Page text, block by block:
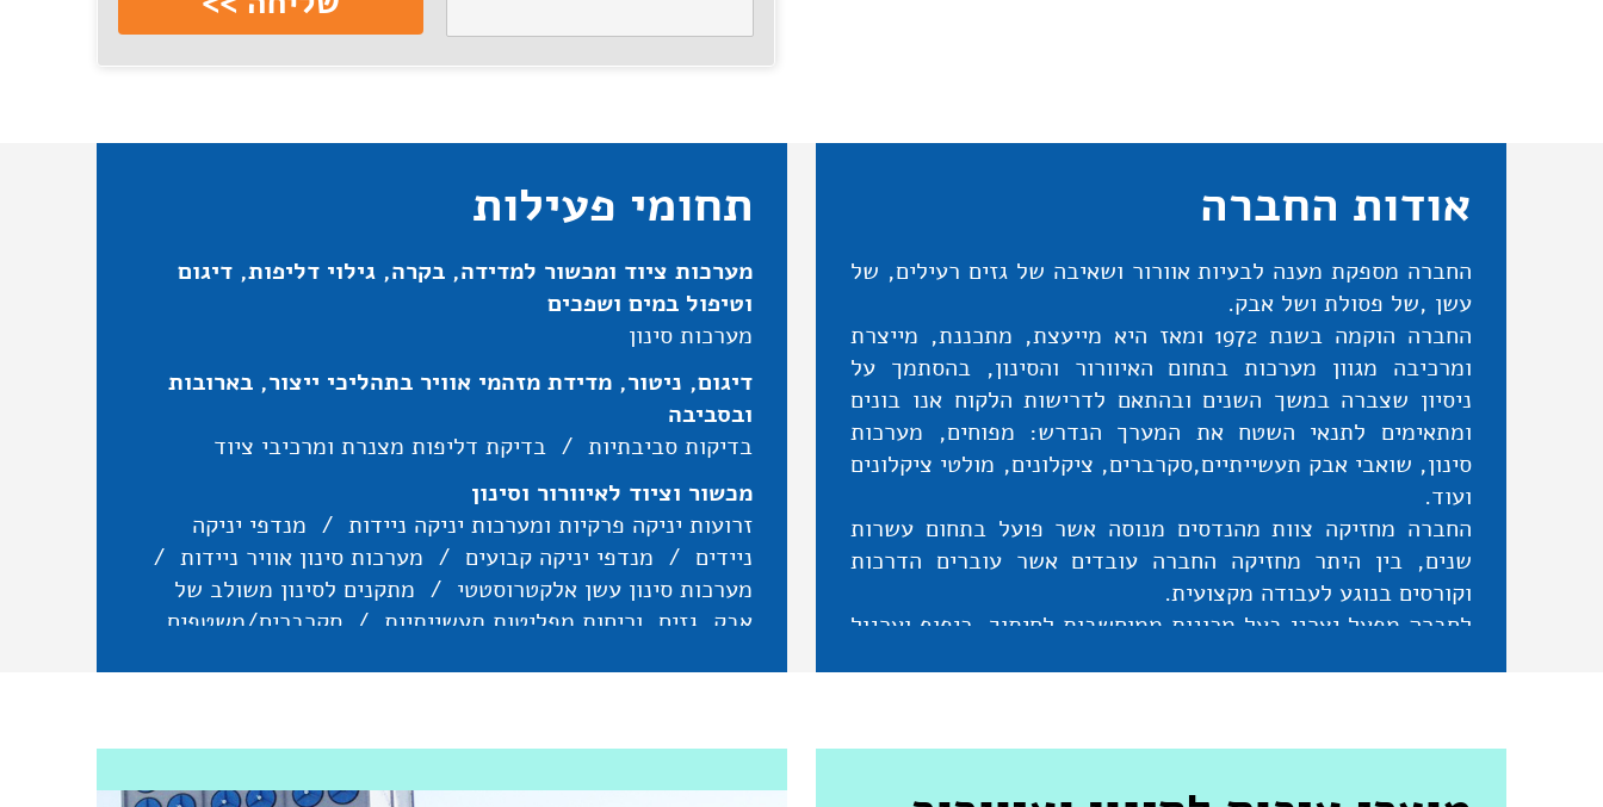
אודות החברה
החברה מספקת מענה לבעיות אוורור ושאיבה של גזים רעילים, של
עשן ,של פסולת ושל אבק.
החברה הוקמה בשנת 1972 ומאז היא מייעצת, מתכננת, מייצרת
ומרכיבה מגוון מערכות בתחום האיוורור והסינון, בהסתמך על
ניסיון שצברה במשך השנים ובהתאם לדרישות הלקוח אנו בונים
ומתאימים לתנאי השטח את המערך הנדרש: מפוחים, מערכות
סינון, שואבי אבק תעשייתיים,סקרברים, ציקלונים, מולטי ציקלונים
ועוד.
החברה מחזיקה צוות מהנדסים מנוסה אשר פועל בתחום עשרות
שנים, בין היתר מחזיקה החברה עובדים אשר עוברים הדרכות
וקורסים בנוגע לעבודה מקצועית.
לחברה מפעל יצרני בעל מכונות ממוחשבות לחיתוך, כיפוף וערגול
Cartridge Filter ,Baghouse ,Cyclone, Multi-Cyclone
תחומי פעילות
מערכות ציוד ומכשור למדידה, בקרה, גילוי דליפות, דיגום
וטיפול במים ושפכים
מערכות סינון
דיגום, ניטור, מדידת מזהמי אוויר בתהליכי ייצור, בארובות
ובסביבה
בדיקות סביבתיות /בדיקת דליפות מצנרת ומרכיבי ציוד
מכשור וציוד לאיוורור וסינון
זרועות יניקה פרקיות ומערכות יניקה ניידות / מנדפי יניקה
ניידים / מנדפי יניקה קבועים / מערכות סינון אוויר ניידות /
מערכות סינון עשן אלקטרוסטטי / מתקנים לסינון משולב של
אבק, גזים, וריחות מפליטות תעשייתיות /סקרברים/משטפים
מפוחים תעשייתיים/צ'ילרים מכירה/התקנה , השכרת צ'ילרים
/מסננים (פילטרים)/מערכות VAV /מערכות טיפול אוויר